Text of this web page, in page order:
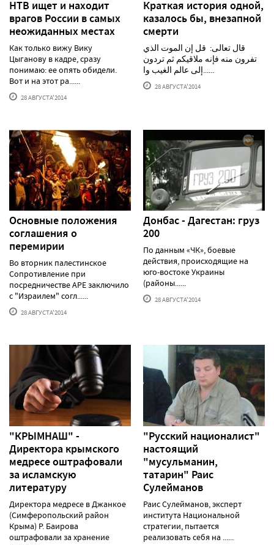
НТВ ищет и находит
врагов России в самых
неожиданных местах
Как только вижу Вику
Цыганову в кадре, сразу
понимаю: ее опять обидели.
Вот и на этот ра......
28 АВГУСТА'2014
Краткая история одной,
казалось бы, внезапной
смерти
قال تعالى: قل إن الموت الذي
تفرون منه فإنه ملاقيكم ثم تردون
28 АВГУСТА'2014
Основные положения
соглашения о
перемирии
Во вторник палестинское
Сопротивление при
посредничестве АРЕ заключило
с "Израилем" согл......
28 АВГУСТА'2014
Донбас - Дагестан: груз
200
По данным «ЧК», боевые
действия, происходящие на
юго-востоке Украины
(районы......
28 АВГУСТА'2014
"КРЫМНАШ" -
Директора крымского
медресе оштрафовали
за исламскую
литературу
Директора медресе в Джанкое
(Симферопольский район
Крыма) Р. Баирова
оштрафовали за хранение
"Русский националист"
настоящий
"мусульманин,
татарин" Раис
Сулейманов
Раис Сулейманов, эксперт
института Национальной
стратегии, пытается
реализовать себя на ......